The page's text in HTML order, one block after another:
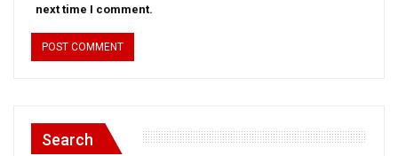
next time I comment.
Search